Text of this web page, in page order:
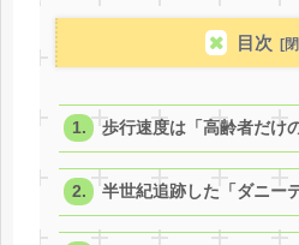
目次
歩行速度は「高齢者だけ
半世紀追跡した「ダニー